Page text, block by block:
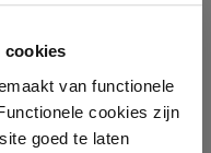
cookies
van functionele
cookies zijn
goed te laten
bij onze afdeling